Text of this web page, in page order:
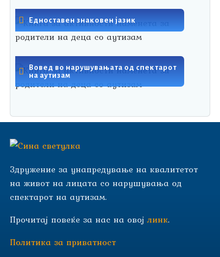
Едноставен знаковен јазик
Вовед во нарушувањата од спектарот
на аутизам
Здружение за унапредување на квалитетот
на живот на лицата со нарушувања од
спектарот на аутизам.
Прочитај повеќе за нас на овојлинк.
Политика за приватност